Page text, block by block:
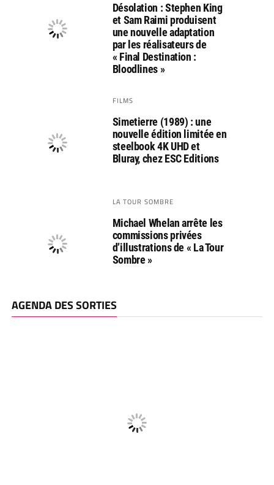
Désolation : Stephen King
et Sam Raimi produisent
une nouvelle adaptation
par les réalisateurs de
« Final Destination :
Bloodlines »
FILMS
Simetierre (1989) : une
nouvelle édition limitée en
steelbook 4K UHD et
Bluray, chez ESC Editions
LA TOUR SOMBRE
Michael Whelan arrête les
commissions privées
d’illustrations de « La Tour
Sombre »
AGENDA DES SORTIES